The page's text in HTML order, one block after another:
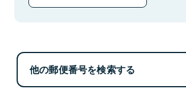
他の郵便番号を検索する